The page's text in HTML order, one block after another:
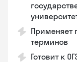
Применяет
терминов
Готовит к